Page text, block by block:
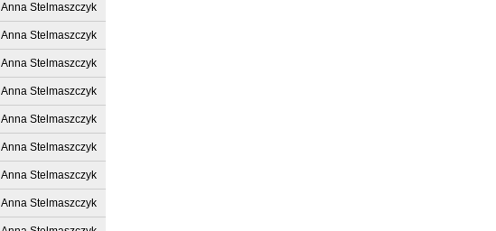
Anna Stelmaszczyk
Anna Stelmaszczyk
Anna Stelmaszczyk
Anna Stelmaszczyk
Anna Stelmaszczyk
Anna Stelmaszczyk
Anna Stelmaszczyk
Anna Stelmaszczyk